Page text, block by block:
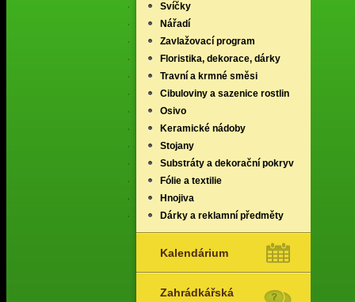
Svíčky
Nářadí
Zavlažovací program
Floristika, dekorace, dárky
Travní a krmné směsi
Cibuloviny a sazenice rostlin
Osivo
Keramické nádoby
Stojany
Substráty a dekorační pokryv
Fólie a textilie
Hnojiva
Dárky a reklamní předměty
Kalendárium
Zahrádkářská